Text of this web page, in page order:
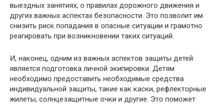
выездных занятиях, о правилах дорожного движения и
других важных аспектах безопасности. Это позволит им
снизить риск попадания в опасные ситуации и грамотно
реагировать при возникновении таких ситуаций.
И, наконец, одним из важных аспектов защиты детей
является подготовка личной экипировки. Детям
необходимо предоставить необходимые средства
индивидуальной защиты, такие как каски, рефлекторные
жилеты, солнцезащитные очки и другие. Это поможет